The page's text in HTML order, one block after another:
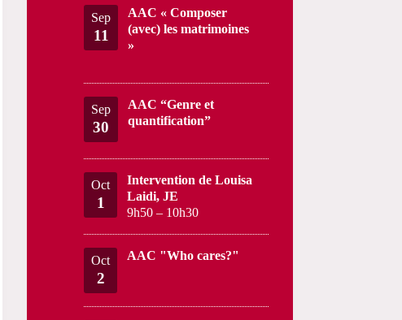
Sep
11
AAC « Composer
(avec) les matrimoines
»
Sep
30
AAC “Genre et
quantification”
Oct
1
Intervention de Louisa
Laidi, JE
9h50 – 10h30
Oct
2
AAC "Who cares?"